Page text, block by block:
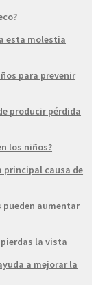
esta molestia
para prevenir
producir pérdida
los niños?
principal causa de
pueden aumentar
pierdas la vista
a mejorar la